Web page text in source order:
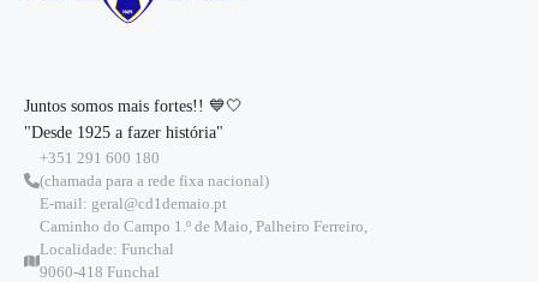
Juntos somos mais fortes!! 💙🤍
"Desde 1925 a fazer história"
+351 291 600 180
(chamada para a rede fixa nacional)
E-mail: geral@cd1demaio.pt
Caminho do Campo 1.º de Maio, Palheiro Ferreiro,
Localidade: Funchal
9060-418 Funchal